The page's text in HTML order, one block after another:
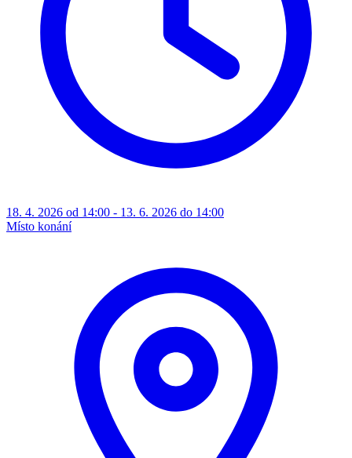
18. 4. 2026 od 14:00 - 13. 6. 2026 do 14:00
Místo konání